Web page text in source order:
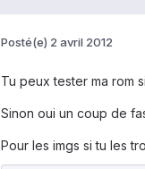
Posté(e) 2 avril 2012
Tu peux tester ma rom
Sinon oui un coup de
Pour les imgs si tu les